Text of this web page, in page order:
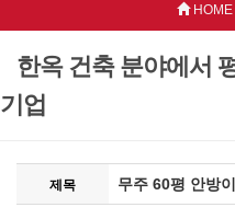
HOME
한옥 건축 분야에서
기업
제목 무주 60평 안방